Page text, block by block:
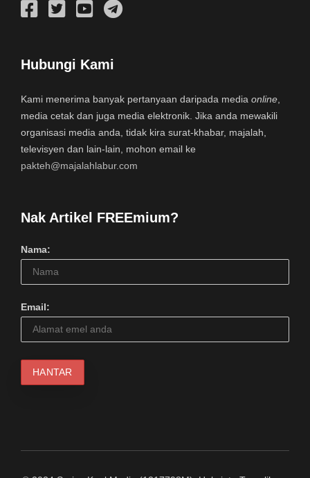
Hubungi Kami
Kami menerima banyak pertanyaan daripada media online
media cetak dan juga media elektronik. Jika anda mewakili
organisasi media anda, tidak kira surat-khabar, majalah,
televisyen dan lain-lain, mohon email ke
pakteh@majalahlabur.com
Nak Artikel FREEmium?
Nama:
Email: